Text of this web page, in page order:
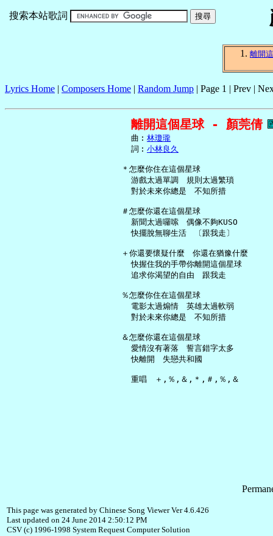
搜索本站歌詞
離開
Lyrics Home | Composers Home | Random Jump | Page 1 | Prev |
離開這個星球 - 顏莞倩
     曲︰
林瓊瓏
     詞︰
小林良久
   ＊怎麼你住在這個星球
     游戲太過單調　規則太過繁瑣
     對於未來你總是　不知所措
   ＃怎麼你還在這個星球
     新聞太過囉嗦　偶像不夠KUSO
     快擺脫無聊生活　〔跟我走〕
   ＋你還要懷疑什麼　你還在猶豫什麼
     快握住我的手帶你離開這個星球
     追求你渴望的自由　跟我走
   ％怎麼你住在這個星球
     電影太過煽情　英雄太過軟弱
     對於未來你總是　不知所措
   ＆怎麼你還在這個星球
     愛情沒有著落　誓言錯字太多
     快離開　失戀共和國
This page was generated by Chinese Song Viewer Ver 4.6.426
Last updated on 24 June 2014 2:50:12 PM
CSV (c) 1996-1998 System Request Computer Solution